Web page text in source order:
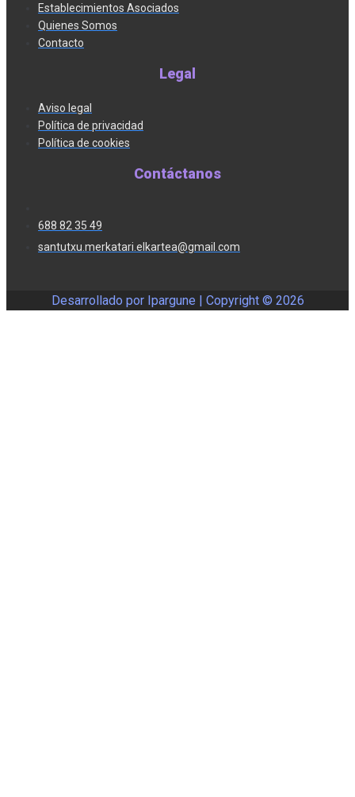
Establecimientos Asociados
Quienes Somos
Contacto
Legal
Aviso legal
Política de privacidad
Política de cookies
Contáctanos
688 82 35 49
santutxu.merkatari.elkartea@gmail.com
Desarrollado por Ipargune | Copyright © 2026